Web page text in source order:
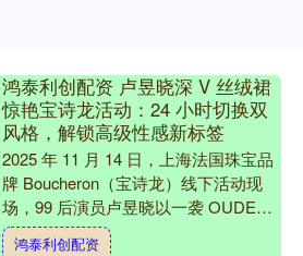
鸿泰利创配资 卢昱晓深 V 丝绒裙
惊艳宝诗龙活动：24 小时切换双
风格，解锁高级性感新标签
2025 年 11 月 14 日，上海法国珠宝品
牌 Boucheron（宝诗龙）线下活动现
场，99 后演员卢昱晓以一袭 OUDE
WAAG 2025 秋冬系列黑....
鸿泰利创配资